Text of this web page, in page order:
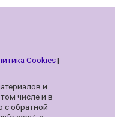
Cookies|
и
числе и в
с обратной